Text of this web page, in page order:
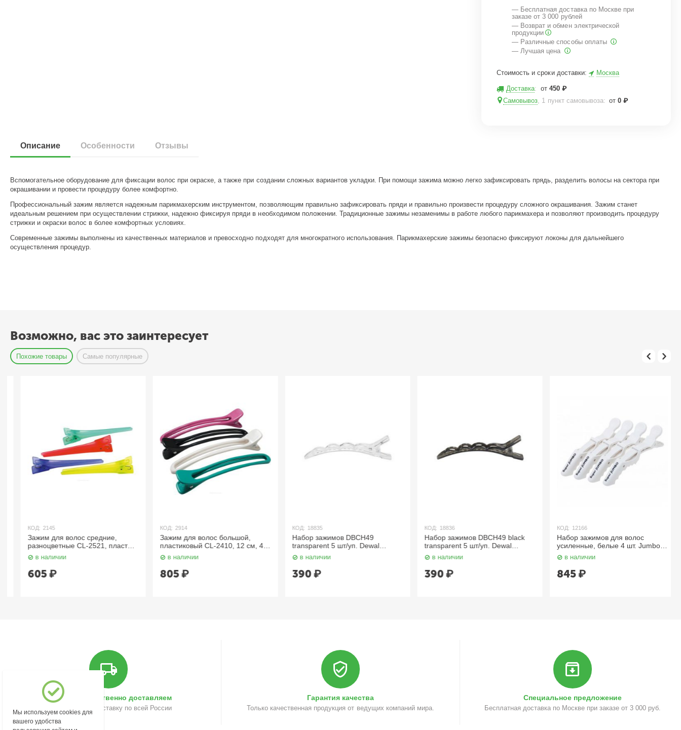
— Бесплатная доставка по Москве при
заказе от 3 000 рублей
— Возврат и обмен электрической
продукции
— Различные способы оплаты
— Лучшая цена
Стоимость и сроки доставки: Москва
Доставка: от 450 ₽
Самовывоз, 1 пункт самовывоза: от 0 ₽
Описание Особенности Отзывы
Вспомогательное оборудование для фиксации волос при окраске, а также при создании сложных вариантов укладки. При помощи зажима можно легко зафиксировать прядь, разделить волосы на сектора при
окрашивании и провести процедуру более комфортно.
Профессиональный зажим является надежным парикмахерским инструментом, позволяющим правильно зафиксировать пряди и правильно произвести процедуру сложного окрашивания. Зажим станет
идеальным решением при осуществлении стрижки, надежно фиксируя пряди в необходимом положении. Традиционные зажимы незаменимы в работе любого парикмахера и позволяют производить процедуру
стрижки и окраски волос в более комфортных условиях.
Современные зажимы выполнены из качественных материалов и превосходно подходят для многократного использования. Парикмахерские зажимы безопасно фиксируют локоны для дальнейшего
осуществления процедур.
Возможно, вас это заинтересует
Похожие товары Самые популярные
КОД: 2145
Зажим для волос средние,
разноцветные CL-2521, пластик,
6 см., 12 шт. Dewal
в наличии
605₽
КОД: 2914
Зажим для волос большой,
пластиковый CL-2410, 12 см, 4
шт. Dewal
в наличии
805₽
КОД: 18835
Набор зажимов DBCH49
transparent 5 шт/уп. Dewal
Beauty
в наличии
390₽
КОД: 18836
Набор зажимов DBCH49 black
transparent 5 шт/уп. Dewal
Beauty
в наличии
390₽
КОД: 12166
Набор зажимов для волос
усиленные, белые 4 шт. Jumbo
h10986-01 Harizma
в наличии
845₽
Быстро и качественно доставляем
Осуществляем доставку по всей России
Гарантия качества
Только качественная продукция от ведущих компаний мира.
Специальное предложение
Бесплатная доставка по Москве при заказе от 3 000 руб.
Мы используем cookies для
вашего удобства